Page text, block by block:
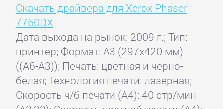
Скачать драйвера для Xerox Phaser
7760DX
Дата выхода на рынок: 2009 г.; Тип:
принтер; Формат: A3 (297x420 мм)
((A6-A3)); Печать: цветная и черно-
белая; Технология печати: лазерная;
Скорость ч/б печати (А4): 40 стр/мин